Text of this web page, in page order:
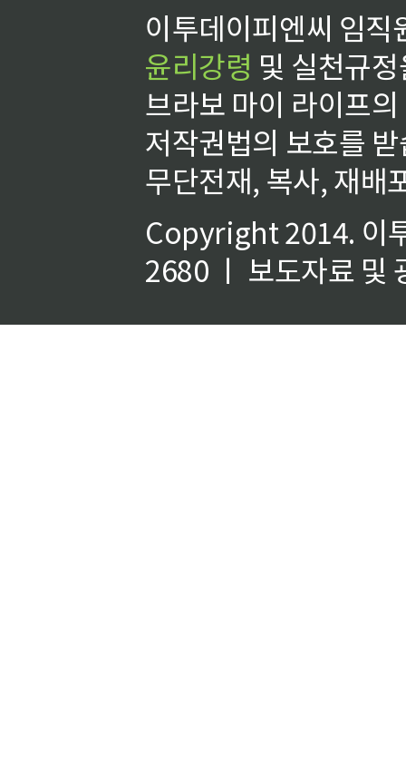
이투데이피엔씨 임
윤리강령 및 실천규
브라보 마이 라이프
저작권법의 보호를
무단전재, 복사, 재배
Copyright 2014. 이
2680 ㅣ 보도자료